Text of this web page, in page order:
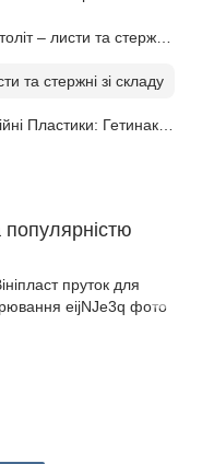
та стержні зі складу
популярністю